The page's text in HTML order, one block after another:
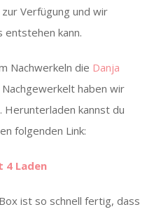
Verfügung und wir
entstehen kann.
Nachwerkeln die Danja
haben wir
Herunterladen kannst du
folgenden Link:
4 Laden
ist so schnell fertig, dass